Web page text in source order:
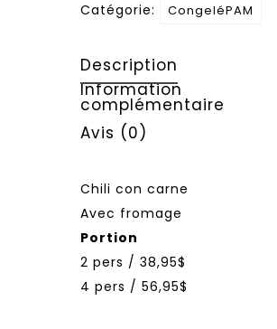
Catégorie: CongeléPAM
Description
Information
complémentaire
Avis (0)
Chili con carne
Avec fromage
Portion
2 pers / 38,95$
4 pers / 56,95$